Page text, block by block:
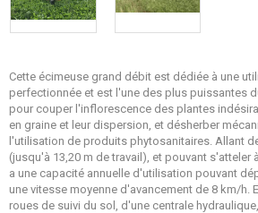
Cette écimeuse grand débit est dédiée à une
perfectionnée et est l'une des plus puissantes
pour couper l'inflorescence des plantes
en graine et leur dispersion, et désherber
l'utilisation de produits phytosanitaires. Allant
(jusqu'à 13,20 m de travail), et pouvant s'atteler
a une capacité annuelle d'utilisation pouvant
une vitesse moyenne d'avancement de 8 km/h.
roues de suivi du sol, d'une centrale